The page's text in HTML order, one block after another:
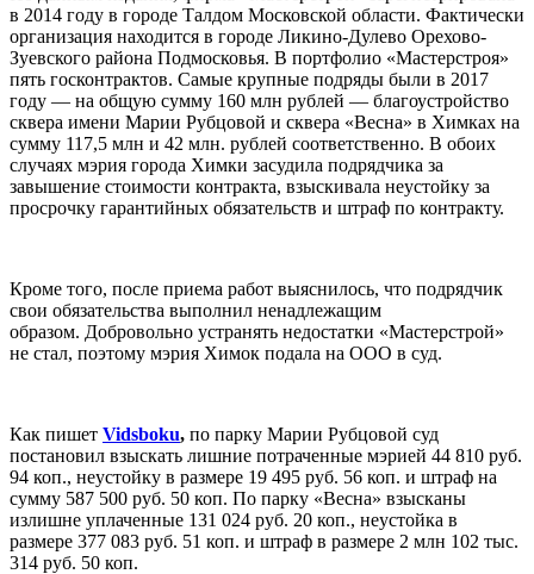
в 2014 году в городе Талдом Московской области. Фактически
организация находится в городе Ликино-Дулево Орехово-
Зуевского района Подмосковья. В портфолио «Мастерстроя»
пять госконтрактов. Самые крупные подряды были в 2017
году — на общую сумму 160 млн рублей — благоустройство
сквера имени Марии Рубцовой и сквера «Весна» в Химках на
сумму 117,5 млн и 42 млн. рублей соответственно. В обоих
случаях мэрия города Химки засудила подрядчика за
завышение стоимости контракта, взыскивала неустойку за
просрочку гарантийных обязательств и штраф по контракту.
Кроме того, после приема работ выяснилось, что подрядчик
свои обязательства выполнил ненадлежащим
образом. Добровольно устранять недостатки «Мастерстрой»
не стал, поэтому мэрия Химок подала на ООО в суд.
Как пишет Vidsboku, по парку Марии Рубцовой суд
постановил взыскать лишние потраченные мэрией 44 810 руб.
94 коп., неустойку в размере 19 495 руб. 56 коп. и штраф на
сумму 587 500 руб. 50 коп. По парку «Весна» взысканы
излишне уплаченные 131 024 руб. 20 коп., неустойка в
размере 377 083 руб. 51 коп. и штраф в размере 2 млн 102 тыс.
314 руб. 50 коп.